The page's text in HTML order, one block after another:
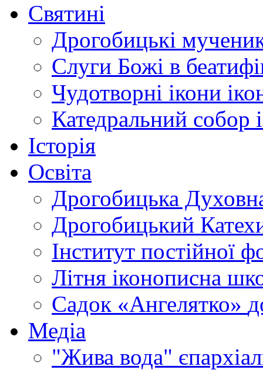
Святині
Дрогобицькі
Слуги Божі в
Чудотворні ікони
Катедральний собор
Історія
Освіта
Дрогобицька
Дрогобицький
Інститут постійної
Літня іконописна
Садок «Ангелятко»
Медіа
"Жива вода"